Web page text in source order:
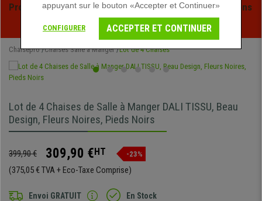
Profitez des soldes d'été chez Chaisepro ! Des réductions
exclusives pour une durée limitée - Voir l'offre
Chaisepro Chaises Salle à Manger Lot de 4 Chaises
Lot de 4 Chaises de Salle à Manger DALI TISSU, Beau
Design, Fleurs Noires, Pieds Noirs
399,90 € 309,90 €HT -23%
(375,05 € TVA + Eco-Taxe Comprise)
Envoi GRATUIT En Stock
appuyant sur le bouton «Accepter et Continuer»
CONFIGURER ACCEPTER ET CONTINUER